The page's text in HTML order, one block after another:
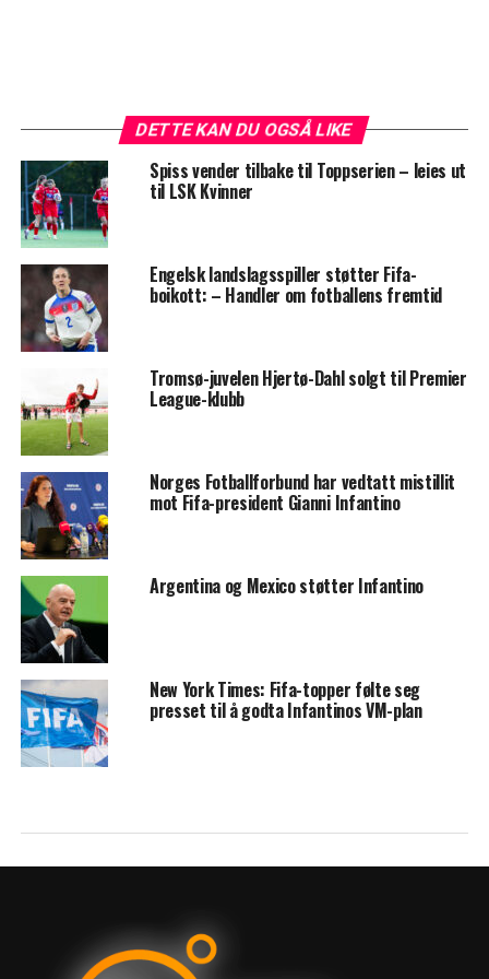
DETTE KAN DU OGSÅ LIKE
Spiss vender tilbake til Toppserien – leies ut
til LSK Kvinner
Engelsk landslagsspiller støtter Fifa-
boikott: – Handler om fotballens fremtid
Tromsø-juvelen Hjertø-Dahl solgt til Premier
League-klubb
Norges Fotballforbund har vedtatt mistillit
mot Fifa-president Gianni Infantino
Argentina og Mexico støtter Infantino
New York Times: Fifa-topper følte seg
presset til å godta Infantinos VM-plan